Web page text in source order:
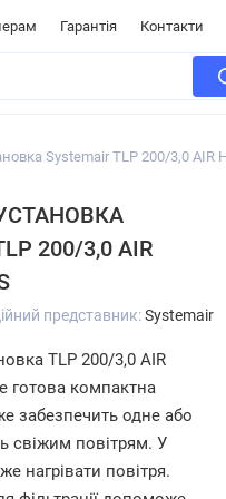
Гарантія Контакти
Systemair TLP 200/3,0 AIR
200/3,0 AIR
представник:Systemair
TLP 200/3,0 AIR
готова компактна
забезпечить одне або
свіжим повітрям. У
нагрівати повітря.